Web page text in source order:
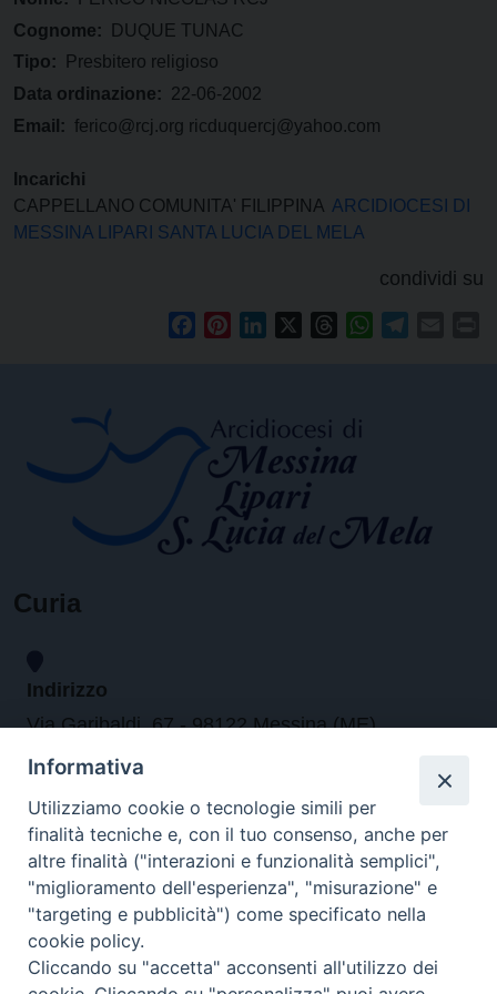
Cognome:
DUQUE TUNAC
Tipo:
Presbitero religioso
Data ordinazione: 22-06-2002
Email: ferico@rcj.org ricduquercj@yahoo.com
Incarichi
CAPPELLANO COMUNITA' FILIPPINA ARCIDIOCESI DI
MESSINA LIPARI SANTA LUCIA DEL MELA
condividi su
FacebookPinterestLinkedIn ThreadsWhatsApp
Curia
Indirizzo
Via Garibaldi, 67 - 98122 Messina (ME)
Orari
da lunedi al venerdi dalle ore 9.30 alle 12.30
Contatti
Tel. 090.6684111 - Fax. 090.6684206
Informativa
Utilizziamo cookie o tecnologie simili per
finalità tecniche e, con il tuo consenso, anche per
altre finalità ("interazioni e funzionalità semplici",
"miglioramento dell'esperienza", "misurazione" e
"targeting e pubblicità") come specificato nella
cookie policy.
Cliccando su "accetta" acconsenti all'utilizzo dei